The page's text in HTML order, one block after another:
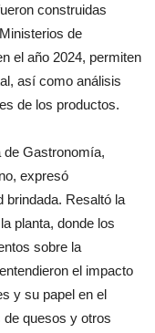
construidas
de
el año 2024, permiten
así como análisis
de los productos.
de Gastronomía,
expresó
brindada. Resaltó la
planta, donde los
sobre la
el impacto
y su papel en el
quesos y otros